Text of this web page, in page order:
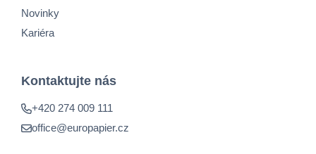
Novinky
Kariéra
Kontaktujte nás
+420 274 009 111
office@europapier.cz